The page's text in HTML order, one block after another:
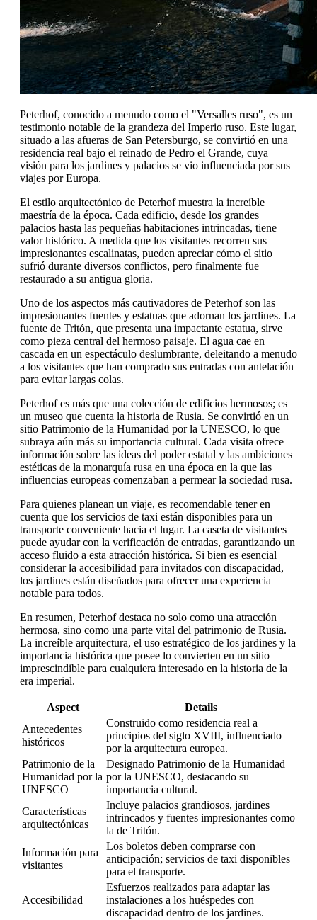
Peterhof, conocido a menudo como el "Versalles ruso", es un
testimonio notable de la grandeza del Imperio ruso. Este lugar,
situado a las afueras de San Petersburgo, se convirtió en una
residencia real bajo el reinado de Pedro el Grande, cuya
visión para los jardines y palacios se vio influenciada por sus
viajes por Europa.
El estilo arquitectónico de Peterhof muestra la increíble
maestría de la época. Cada edificio, desde los grandes
palacios hasta las pequeñas habitaciones intrincadas, tiene
valor histórico. A medida que los visitantes recorren sus
impresionantes escalinatas, pueden apreciar cómo el sitio
sufrió durante diversos conflictos, pero finalmente fue
restaurado a su antigua gloria.
Uno de los aspectos más cautivadores de Peterhof son las
impresionantes fuentes y estatuas que adornan los jardines. La
fuente de Tritón, que presenta una impactante estatua, sirve
como pieza central del hermoso paisaje. El agua cae en
cascada en un espectáculo deslumbrante, deleitando a menudo
a los visitantes que han comprado sus entradas con antelación
para evitar largas colas.
Peterhof es más que una colección de edificios hermosos; es
un museo que cuenta la historia de Rusia. Se convirtió en un
sitio Patrimonio de la Humanidad por la UNESCO, lo que
subraya aún más su importancia cultural. Cada visita ofrece
información sobre las ideas del poder estatal y las ambiciones
estéticas de la monarquía rusa en una época en la que las
influencias europeas comenzaban a permear la sociedad rusa.
Para quienes planean un viaje, es recomendable tener en
cuenta que los servicios de taxi están disponibles para un
transporte conveniente hacia el lugar. La caseta de visitantes
puede ayudar con la verificación de entradas, garantizando un
acceso fluido a esta atracción histórica. Si bien es esencial
considerar la accesibilidad para invitados con discapacidad,
los jardines están diseñados para ofrecer una experiencia
notable para todos.
En resumen, Peterhof destaca no solo como una atracción
hermosa, sino como una parte vital del patrimonio de Rusia.
La increíble arquitectura, el uso estratégico de los jardines y la
importancia histórica que posee lo convierten en un sitio
imprescindible para cualquiera interesado en la historia de la
era imperial.
Aspect
Details
Antecedentes
históricos
Construido como residencia real a
principios del siglo XVIII, influenciado
por la arquitectura europea.
Patrimonio de la
Humanidad por la
UNESCO
Designado Patrimonio de la Humanidad
por la UNESCO, destacando su
importancia cultural.
Características
arquitectónicas
Incluye palacios grandiosos, jardines
intrincados y fuentes impresionantes como
la de Tritón.
Información para
visitantes
Los boletos deben comprarse con
anticipación; servicios de taxi disponibles
para el transporte.
Accesibilidad
Esfuerzos realizados para adaptar las
instalaciones a los huéspedes con
discapacidad dentro de los jardines.